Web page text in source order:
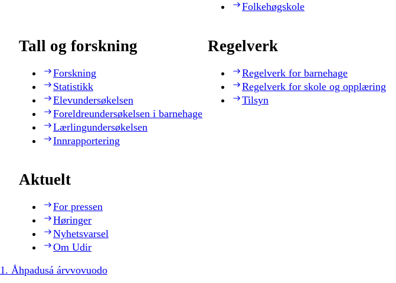
Folkehøgskole
Tall og forskning
Forskning
Statistikk
Elevundersøkelsen
Foreldreundersøkelsen i barnehage
Lærlingundersøkelsen
Innrapportering
Regelverk
Regelverk for barnehage
Regelverk for skole og opplæring
Tilsyn
Aktuelt
For pressen
Høringer
Nyhetsvarsel
Om Udir
1. Åhpadusá árvvovuodo